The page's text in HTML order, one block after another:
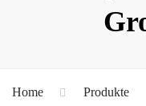
Home
Produkte